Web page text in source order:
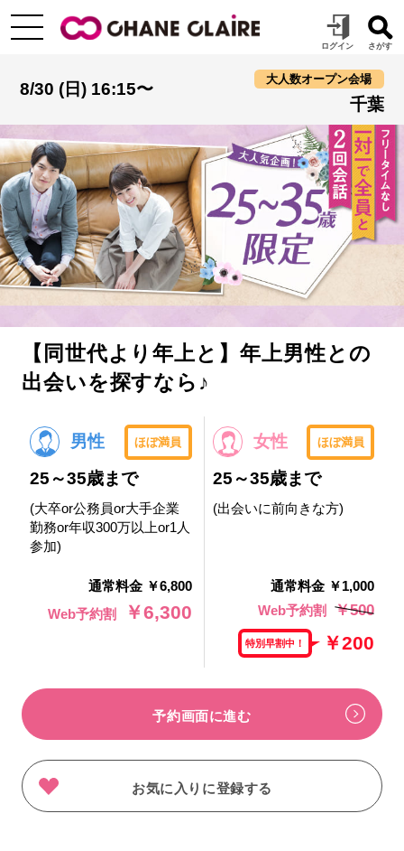
8/30 (日) 16:15〜
大人数オープン会場
千葉
【同世代より年上と】年上男性との
出会いを探すなら♪
男性 ほぼ満員
25～35歳まで
(大卒or公務員or大手企業
勤務or年収300万以上or1人
参加)
通常料金 ￥6,800
Web予約割
￥6,300
女性 ほぼ満員
25～35歳まで
(出会いに前向きな方)
通常料金 ￥1,000
Web予約割
￥500
特別早割中！ ￥200
予約画面に進む
お気に入りに登録する